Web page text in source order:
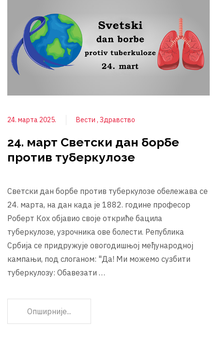
24. марта 2025. Вести Здравство
24. март Светски дан борбе
против туберкулозе
Светски дан борбе против туберкулозе обележава се
24. марта, на дан када је 1882. године професор
Роберт Кох објавио своје откриће бацила
туберкулозе, узрочника ове болести. Република
Србија се придружује овогодишњој међународној
кампањи, под слоганом: "Да! Ми можемо сузбити
туберкулозу: Обавезати …
Опширније...